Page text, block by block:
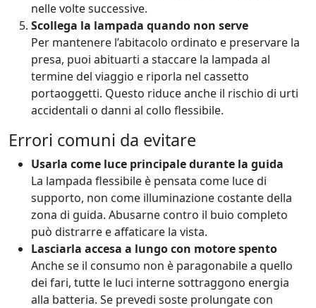
nelle volte successive.
Scollega la lampada quando non serve
Per mantenere l’abitacolo ordinato e preservare la
presa, puoi abituarti a staccare la lampada al
termine del viaggio e riporla nel cassetto
portaoggetti. Questo riduce anche il rischio di urti
accidentali o danni al collo flessibile.
Errori comuni da evitare
Usarla come luce principale durante la guida
La lampada flessibile è pensata come luce di
supporto, non come illuminazione costante della
zona di guida. Abusarne contro il buio completo
può distrarre e affaticare la vista.
Lasciarla accesa a lungo con motore spento
Anche se il consumo non è paragonabile a quello
dei fari, tutte le luci interne sottraggono energia
alla batteria. Se prevedi soste prolungate con